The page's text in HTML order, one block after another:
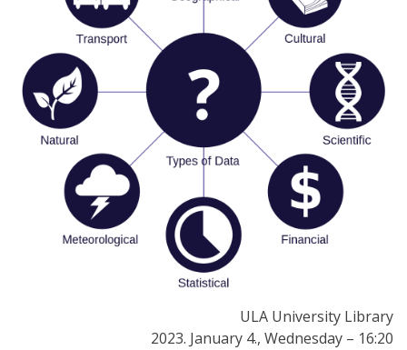
ULA University Library
2023. January 4., Wednesday – 16:20